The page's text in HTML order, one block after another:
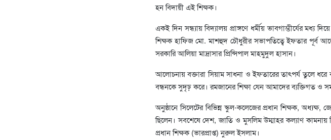
হন বিদায়ী এই শিক্ষক।
একই দিন সন্ধ্যায় বিদ্যালয় প্রাঙ্গণে ধর্মীয় ভাবগাম্ভীর্যের মধ্য
শিক্ষক হাফিজ মো. মাশহুদ চৌধুরীর সভাপতিত্বে ইফতার পূর্ব
সরকারি আলিয়া মাদ্রাসার প্রিন্সিপাল মাহমুদুল হাসান।
আলোচনায় বক্তারা সিয়াম সাধনা ও ইফতারের তাৎপর্য তুলে ধরে
বন্ধনকে সুদৃঢ় করে। রমজানের শিক্ষা যেন আমাদের ব্যক্তিগত ও
অনুষ্ঠানে সিলেটের বিভিন্ন স্কুল-কলেজের প্রধান শিক্ষক, অধ্যক্ষ,
ছিলেন। সবশেষে দেশ, জাতি ও মুসলিম উম্মাহর কল্যাণ কামনায়
প্রধান শিক্ষক (ভারপ্রাপ্ত) নুরুল ইসলাম।